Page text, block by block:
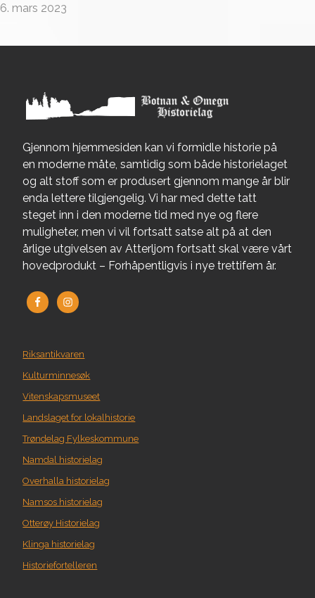
6. mars 2023
Gjennom hjemmesiden kan vi formidle historie på
en moderne måte, samtidig som både historielaget
og alt stoff som er produsert gjennom mange år blir
enda lettere tilgjengelig. Vi har med dette tatt
steget inn i den moderne tid med nye og flere
muligheter, men vi vil fortsatt satse alt på at den
årlige utgivelsen av Atterljom fortsatt skal være vårt
hovedprodukt – Forhåpentligvis i nye trettifem år.
Riksantikvaren
Kulturminnesøk
Vitenskapsmuseet
Landslaget for lokalhistorie
Trøndelag Fylkeskommune
Namdal historielag
Overhalla historielag
Namsos historielag
Otterøy Historielag
Klinga historielag
Historiefortelleren